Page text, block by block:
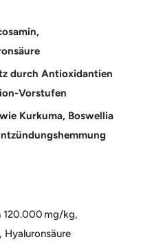
durch Antioxidantien
Vorstufen
Kurkuma, Boswellia
120.000 mg/kg,